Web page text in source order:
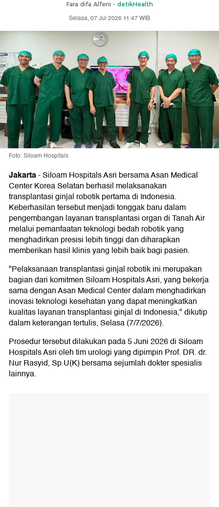
Fara difa Alfeni - detikHealth
Selasa, 07 Jul 2026 11:47 WIB
Foto: Siloam Hospitals
Jakarta-Siloam Hospitals Asri bersama Asan Medical
Center Korea Selatan berhasil melaksanakan
transplantasi ginjal robotik pertama di Indonesia.
Keberhasilan tersebut menjadi tonggak baru dalam
pengembangan layanan transplantasi organ di Tanah Air
melalui pemanfaatan teknologi bedah robotik yang
menghadirkan presisi lebih tinggi dan diharapkan
memberikan hasil klinis yang lebih baik bagi pasien.
"Pelaksanaan transplantasi ginjal robotik ini merupakan
bagian dari komitmen Siloam Hospitals Asri, yang bekerja
sama dengan Asan Medical Center dalam menghadirkan
inovasi teknologi kesehatan yang dapat meningkatkan
kualitas layanan transplantasi ginjal di Indonesia," dikutip
dalam keterangan tertulis, Selasa (7/7/2026).
Prosedur tersebut dilakukan pada 5 Juni 2026 di Siloam
Hospitals Asri oleh tim urologi yang dipimpin Prof. DR. dr.
Nur Rasyid, Sp.U(K) bersama sejumlah dokter spesialis
lainnya.